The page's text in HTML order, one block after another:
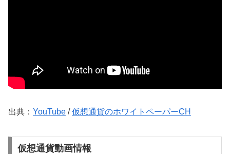
出典： YouTube /仮想通貨のホワイトペーパーCH
仮想通貨動画情報